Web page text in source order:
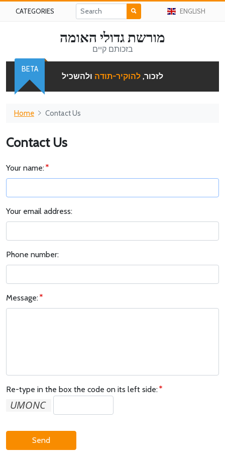
CATEGORIES ENGLISH
מורשת גדולי האומה
בזכותם קיים
לזכור, להוקיר-תודה ולהשכיל
BETA
Home Contact Us
Contact Us
Your name:
Your email address:
Phone number:
Message:
Re-type in the box the code on its left side:
Send